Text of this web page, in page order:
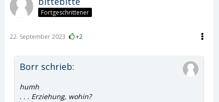
Fortgeschrittener
22. September 2023 +2
Borr schrieb:
humh
. . . Erziehung, wohin?